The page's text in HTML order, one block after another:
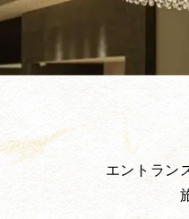
エントラン